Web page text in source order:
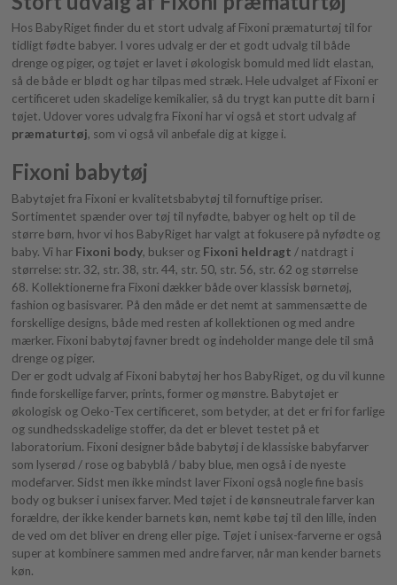
Hos BabyRiget finder du et stort udvalg af Fixoni præmaturtøj til for
tidligt fødte babyer. I vores udvalg er der et godt udvalg til både
drenge og piger, og tøjet er lavet i økologisk bomuld med lidt elastan,
så de både er blødt og har tilpas med stræk. Hele udvalget af Fixoni er
certificeret uden skadelige kemikalier, så du trygt kan putte dit barn i
tøjet. Udover vores udvalg fra Fixoni har vi også et stort udvalg af
præmaturtøj, som vi også vil anbefale dig at kigge i.
Fixoni babytøj
Babytøjet fra Fixoni er kvalitetsbabytøj til fornuftige priser.
Sortimentet spænder over tøj til nyfødte, babyer og helt op til de
større børn, hvor vi hos BabyRiget har valgt at fokusere på nyfødte og
baby. Vi har Fixoni body, bukser og Fixoni heldragt / natdragt i
størrelse: str. 32, str. 38, str. 44, str. 50, str. 56, str. 62 og størrelse
68. Kollektionerne fra Fixoni dækker både over klassisk børnetøj,
fashion og basisvarer. På den måde er det nemt at sammensætte de
forskellige designs, både med resten af kollektionen og med andre
mærker. Fixoni babytøj favner bredt og indeholder mange dele til små
drenge og piger.
Der er godt udvalg af Fixoni babytøj her hos BabyRiget, og du vil kunne
finde forskellige farver, prints, former og mønstre. Babytøjet er
økologisk og Oeko-Tex certificeret, som betyder, at det er fri for farlige
og sundhedsskadelige stoffer, da det er blevet testet på et
laboratorium. Fixoni designer både babytøj i de klassiske babyfarver
som lyserød / rose og babyblå / baby blue, men også i de nyeste
modefarver. Sidst men ikke mindst laver Fixoni også nogle fine basis
body og bukser i unisex farver. Med tøjet i de kønsneutrale farver kan
forældre, der ikke kender barnets køn, nemt købe tøj til den lille, inden
de ved om det bliver en dreng eller pige. Tøjet i unisex-farverne er også
super at kombinere sammen med andre farver, når man kender barnets
køn.